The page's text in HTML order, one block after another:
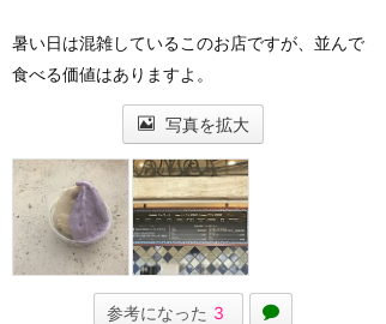
暑い日は混雑しているこのお店ですが、並んで
食べる価値はありますよ。
写真を拡大
参考になった 3